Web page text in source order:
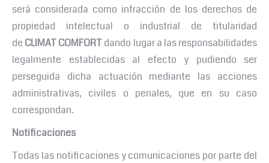
será considerada como infracción de los derechos de
propiedad intelectual o industrial de titularidad
de CLIMAT COMFORTdando lugar a las responsabilidades
legalmente establecidas al efecto y pudiendo ser
perseguida dicha actuación mediante las acciones
administrativas, civiles o penales, que en su caso
correspondan.
Notificaciones
Todas las notificaciones y comunicaciones por parte del